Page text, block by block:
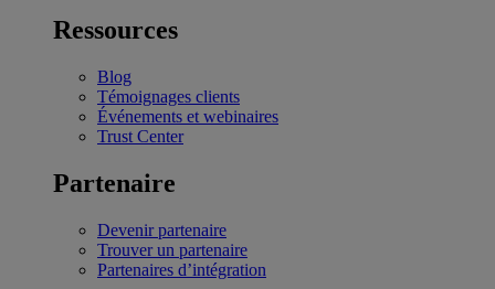
Ressources
Blog
Témoignages clients
Événements et webinaires
Trust Center
Partenaire
Devenir partenaire
Trouver un partenaire
Partenaires d’intégration